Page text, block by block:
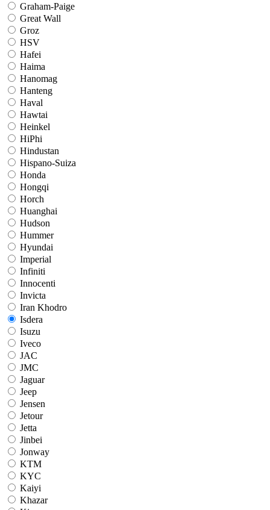
Graham-Paige
Great Wall
Groz
HSV
Hafei
Haima
Hanomag
Hanteng
Haval
Hawtai
Heinkel
HiPhi
Hindustan
Hispano-Suiza
Honda
Hongqi
Horch
Huanghai
Hudson
Hummer
Hyundai
Imperial
Infiniti
Innocenti
Invicta
Iran Khodro
Isdera
Isuzu
Iveco
JAC
JMC
Jaguar
Jeep
Jensen
Jetour
Jetta
Jinbei
Jonway
KTM
KYC
Kaiyi
Khazar